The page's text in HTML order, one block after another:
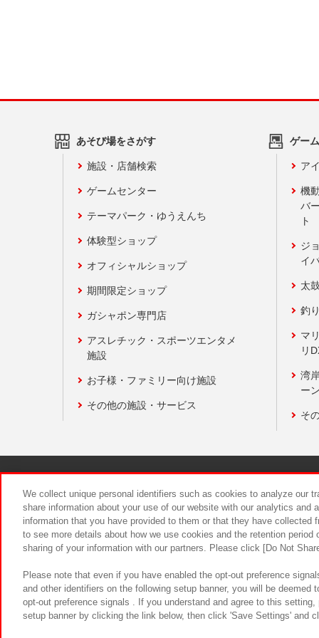
あそび場をさがす
施設・店舗検索
ゲームセンター
テーマパーク・ゆうえんち
体験型ショップ
オフィシャルショップ
期間限定ショップ
ガシャポン専門店
アスレチック・スポーツエンタメ
施設
お子様・ファミリー向け施設
その他の施設・サービス
ゲー
ア
機
バ
ト
ジ
イ
太
釣
マ
リ
湾
ー
そ
食品のご
We collect unique personal identifiers such as cookies to analyze our
share information about your use of our website with our analytics and
information that you have provided to them or that they have
to see more details about how we use cookies and the retention
sharing of your information with our partners. Please click [Do Not
Please note that even if you have enabled the opt-out preference
and other identifiers on the following setup banner, you will be
opt-out preference signals . If you understand and agree to this
setup banner by clicking the link below, then click 'Save Settings' and